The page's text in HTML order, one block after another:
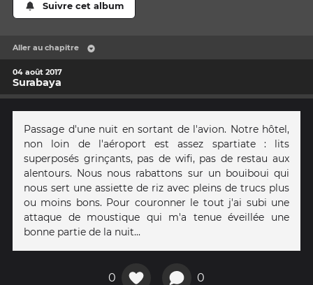
Suivre cet album
Aller au chapitre
04 août 2017
Surabaya
Passage d'une nuit en sortant de l'avion. Notre hôtel,
non loin de l'aéroport est assez spartiate : lits
superposés grinçants, pas de wifi, pas de restau aux
alentours. Nous nous rabattons sur un bouiboui qui
nous sert une assiette de riz avec pleins de trucs plus
ou moins bons. Pour couronner le tout j'ai subi une
attaque de moustique qui m'a tenue éveillée une
bonne partie de la nuit...
0 0